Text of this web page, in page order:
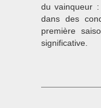
du vainqueur
dans des
première
significative.